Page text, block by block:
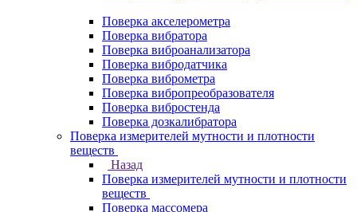
Поверка акселерометра
Поверка вибратора
Поверка виброанализатора
Поверка вибродатчика
Поверка виброметра
Поверка вибропреобразователя
Поверка вибростенда
Поверка дозкалибратора
Поверка измерителей мутности и плотности
веществ
Назад
Поверка измерителей мутности и плотности
веществ
Поверка массомера